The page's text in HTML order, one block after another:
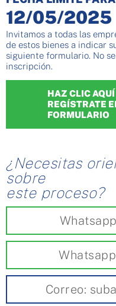
12/05/2025
Invitamos a todas las
de estos bienes a indicar
siguiente formulario. No
inscripción.
HAZ CLIC AQUÍ
REGÍSTRATE
FORMULARIO
¿Necesitas
sobre
este proceso?
Correo: